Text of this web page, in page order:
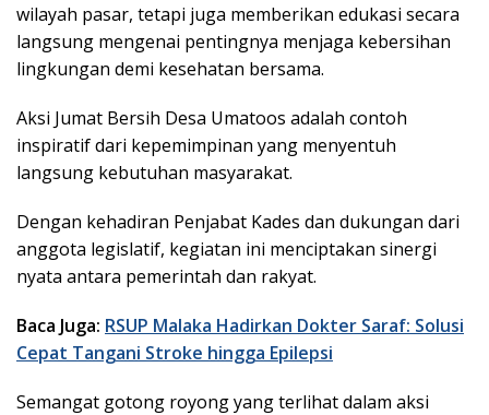
wilayah pasar, tetapi juga memberikan edukasi secara
langsung mengenai pentingnya menjaga kebersihan
lingkungan demi kesehatan bersama.
Aksi Jumat Bersih Desa Umatoos adalah contoh
inspiratif dari kepemimpinan yang menyentuh
langsung kebutuhan masyarakat.
Dengan kehadiran Penjabat Kades dan dukungan dari
anggota legislatif, kegiatan ini menciptakan sinergi
nyata antara pemerintah dan rakyat.
Baca Juga: RSUP Malaka Hadirkan Dokter Saraf: Solusi
Cepat Tangani Stroke hingga Epilepsi
Semangat gotong royong yang terlihat dalam aksi